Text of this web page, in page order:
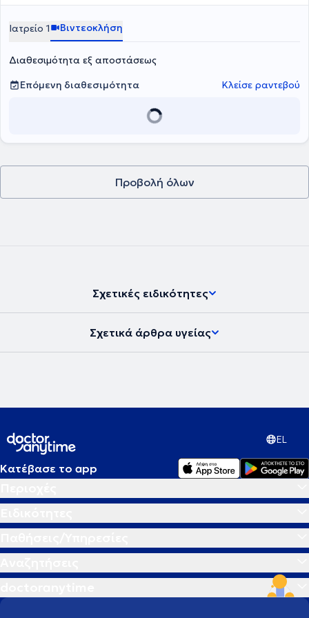
Ιατρείο 1 Βιντεοκλήση
Διαθεσιμότητα εξ αποστάσεως
Επόμενη διαθεσιμότητα
Κλείσε ραντεβού
Προβολή όλων
Σχετικές ειδικότητες
Σχετικά άρθρα υγείας
EL
Κατέβασε το app